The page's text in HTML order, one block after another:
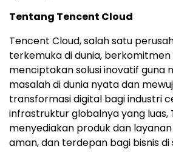
Tentang Tencent Cloud
Tencent Cloud, salah satu
terkemuka di dunia,
menciptakan solusi inovatif guna
masalah di dunia nyata dan
transformasi digital bagi industri
infrastruktur globalnya yang luas,
menyediakan produk dan
aman, dan terdepan bagi bisnis di